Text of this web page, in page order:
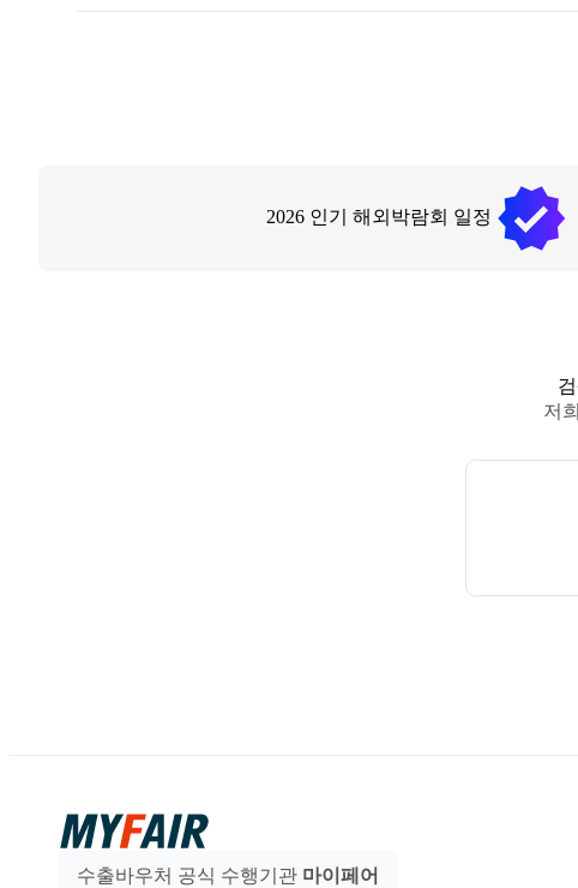
2026 인기 해외박람회 일정
저
수출바우처 공식 수행기관 마이페어